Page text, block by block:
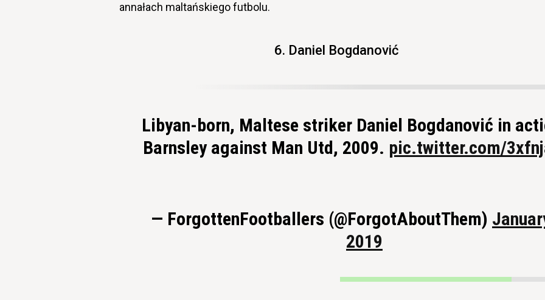
annałach maltańskiego futbolu.
6. Daniel Bogdanović
Libyan-born, Maltese striker Daniel Bogdanović in
Barnsley against Man Utd, 2009. pic.twitter.com/
— ForgottenFootballers (@ForgotAboutThem)
2019